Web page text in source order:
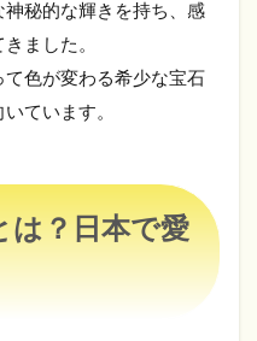
神秘的な輝きを持ち、感
ました。
色が変わる希少な宝石
ています。
は？日本で愛